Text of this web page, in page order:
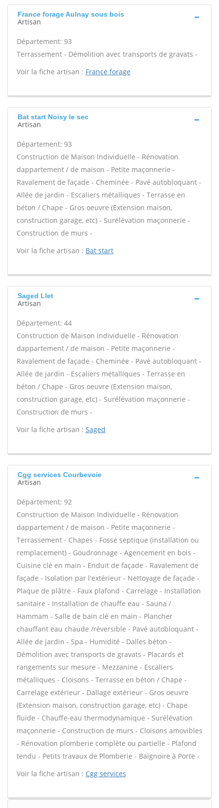
France forage Aulnay sous bois
Artisan
Département: 93
Terrassement - Démolition avec transports de gravats -
Voir la fiche artisan : France forage
Bat start Noisy le sec
Artisan
Département: 93
Construction de Maison Individuelle - Rénovation
dappartement / de maison - Petite maçonnerie -
Ravalement de façade - Cheminée - Pavé autobloquant -
Allée de jardin - Escaliers métalliques - Terrasse en
béton / Chape - Gros oeuvre (Extension maison,
construction garage, etc) - Surélévation maçonnerie -
Construction de murs -
Voir la fiche artisan : Bat start
Saged Llet
Artisan
Département: 44
Construction de Maison Individuelle - Rénovation
dappartement / de maison - Petite maçonnerie -
Ravalement de façade - Cheminée - Pavé autobloquant -
Allée de jardin - Escaliers métalliques - Terrasse en
béton / Chape - Gros oeuvre (Extension maison,
construction garage, etc) - Surélévation maçonnerie -
Construction de murs -
Voir la fiche artisan : Saged
Cgg services Courbevoie
Artisan
Département: 92
Construction de Maison Individuelle - Rénovation
dappartement / de maison - Petite maçonnerie -
Terrassement - Chapes - Fosse septique (installation ou
remplacement) - Goudronnage - Agencement en bois -
Cuisine clé en main - Enduit de façade - Ravalement de
façade - Isolation par l'extérieur - Nettoyage de façade -
Plaque de plâtre - Faux plafond - Carrelage - Installation
sanitaire - Installation de chauffe eau - Sauna /
Hammam - Salle de bain clé en main - Plancher
chauffant eau chaude /réversible - Pavé autobloquant -
Allée de jardin - Spa - Humidité - Dalles béton -
Démolition avec transports de gravats - Placards et
rangements sur mesure - Mezzanine - Escaliers
métalliques - Cloisons - Terrasse en béton / Chape -
Carrelage extérieur - Dallage extérieur - Gros oeuvre
(Extension maison, construction garage, etc) - Chape
fluide - Chauffe-eau thermodynamique - Surélévation
maçonnerie - Construction de murs - Cloisons amovibles
- Rénovation plomberie complète ou partielle - Plafond
tendu - Petits travaux de Plomberie - Baignoire à Porte -
Voir la fiche artisan : Cgg services